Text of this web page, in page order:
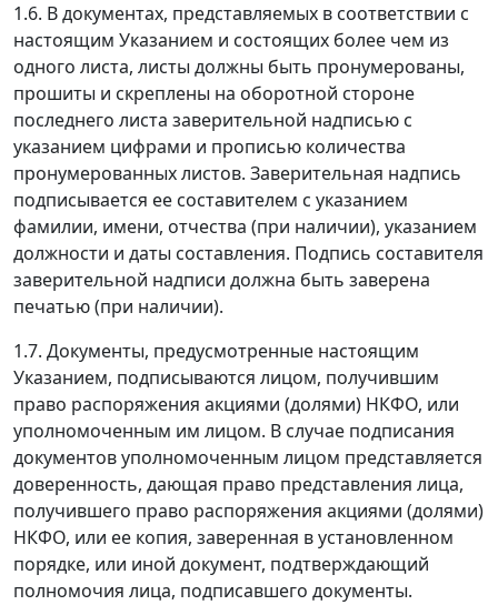
1.6. В документах, представляемых в соответствии с
настоящим Указанием и состоящих более чем из
одного листа, листы должны быть пронумерованы,
прошиты и скреплены на оборотной стороне
последнего листа заверительной надписью с
указанием цифрами и прописью количества
пронумерованных листов. Заверительная надпись
подписывается ее составителем с указанием
фамилии, имени, отчества (при наличии), указанием
должности и даты составления. Подпись составителя
заверительной надписи должна быть заверена
печатью (при наличии).
1.7. Документы, предусмотренные настоящим
Указанием, подписываются лицом, получившим
право распоряжения акциями (долями) НКФО, или
уполномоченным им лицом. В случае подписания
документов уполномоченным лицом представляется
доверенность, дающая право представления лица,
получившего право распоряжения акциями (долями)
НКФО, или ее копия, заверенная в установленном
порядке, или иной документ, подтверждающий
полномочия лица, подписавшего документы.